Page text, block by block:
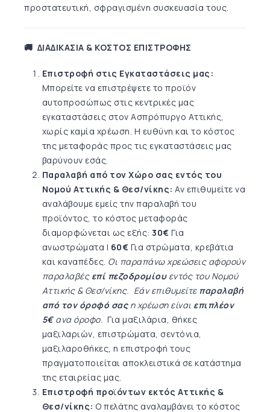
προστατευτική, σφραγισμένη συσκευασία τους.
🚚 ΔΙΑΔΙΚΑΣΙΑ & ΚΟΣΤΟΣ ΕΠΙΣΤΡΟΦΗΣ
Επιστροφή στις Εγκαταστάσεις μας:
Μπορείτε να επιστρέψετε το προϊόν
αυτοπροσώπως στις κεντρικές μας
εγκαταστάσεις στον Ασπρόπυργο Αττικής,
χωρίς καμία χρέωση. Η ευθύνη και το κόστος
της μεταφοράς προς τις εγκαταστάσεις μας
βαρύνουν εσάς.
Παραλαβή από τον Χώρο σας εντός του
Νομού Αττικής & Θεσ/νίκης: Αν επιθυμείτε να
αναλάβουμε εμείς την παραλαβή του
προϊόντος, το κόστος μεταφοράς
διαμορφώνεται ως εξής:30€ Για
ανωστρώματα | 60€ Για στρώματα, κρεβάτια
και καναπέδες. Οι παραπάνω χρεώσεις αφορούν
παραλαβές επί πεζοδρομίουεντός του Νομού
Αττικής & Θεσ/νίκης. Εάν επιθυμείτε παραλαβή
από τον όροφό σαςη χρέωση είναι επιπλέον
5€ανα όροφο.Για μαξιλάρια, θήκες
μαξιλαριών, επιστρώματα, σεντόνια,
μαξιλαροθήκες, η επιστροφή τους
πραγματοποιείται αποκλειστικά σε κατάστημα
της εταιρείας μας.
Επιστροφή προϊόντων εκτός Αττικής &
Θεσ/νίκης: Ο πελάτης αναλαμβάνει το κόστος